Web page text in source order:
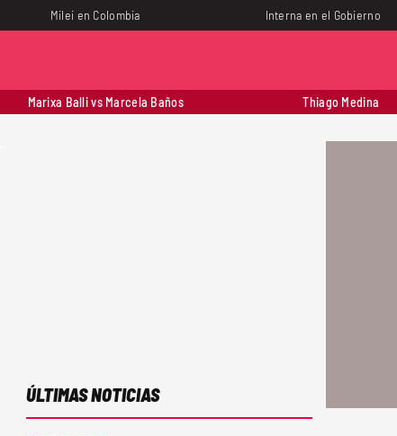
Milei en Colombia Interna en el Gobierno
Marixa Balli vs Marcela Baños Thiago Medina
ÚLTIMAS NOTICIAS